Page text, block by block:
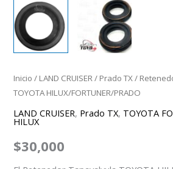
Inicio / LAND CRUISER/ Prado TX/
TOYOTA HILUX/FORTUNER/PRADO
LAND CRUISER, Prado TX, TOYOTA
HILUX
$30,000